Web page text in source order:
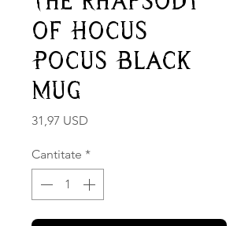
of Hocus
Pocus Black
Mug
31,97 USD
Cantitate *